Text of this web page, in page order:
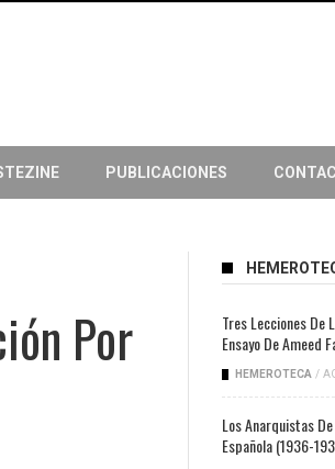
PUBLICACIONES
Por
Tres Lecciones De
Ensayo De Ameed
HEMEROTECA /
Los Anarquistas
Española (1936-